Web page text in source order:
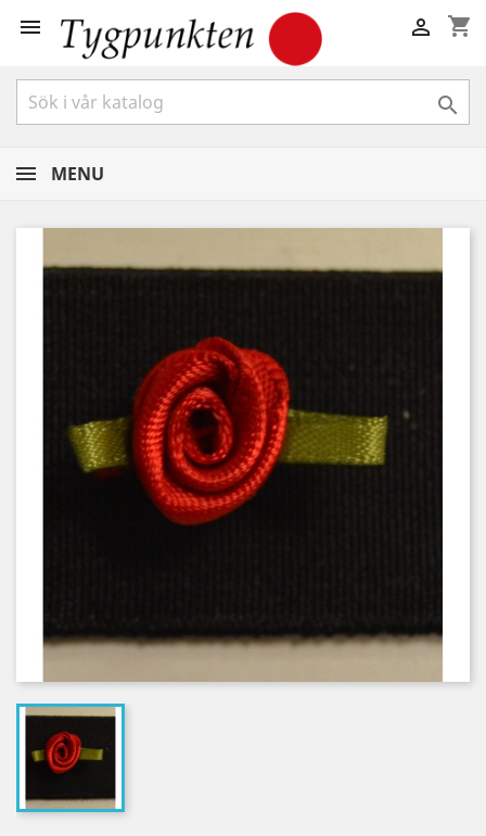
 shopping_cart


MENU